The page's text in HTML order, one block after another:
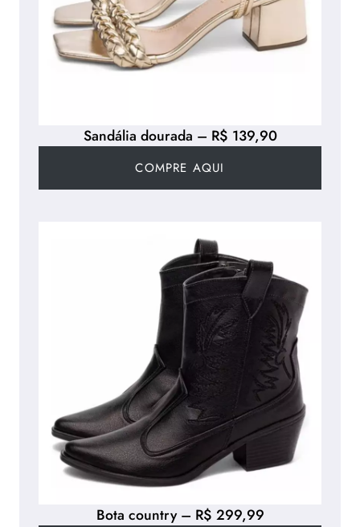
Sandália dourada – R$ 139,90
COMPRE AQUI
Bota country – R$ 299,99